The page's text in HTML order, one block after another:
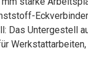
Das Untergestell